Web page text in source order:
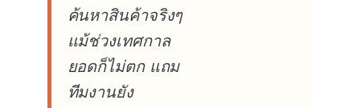
ค้นหาสินค้าจริงๆ
แม้ช่วงเทศกาล
ยอดก็ไม่ตก แถม
ทีมงานยัง